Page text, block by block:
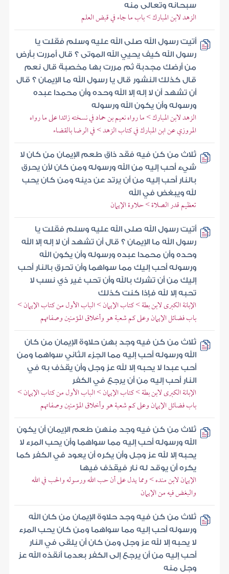
سبحانه وتعالى منه
الزهد لابن المبارك > باب ما جاء في قبض العلم
أتيت رسول الله صلى الله عليه وسلم فقلت يا
رسول الله كيف يحيي الله الموتى ؟ قال أمررت بأرض
من أرضك مجدبة ثم مررت بها مخصبة قال نعم
قال كذلك النشور قال يا رسول الله ما الإيمان ؟ قال
أن تشهد أن لا إله إلا الله وحده وأن محمدا عبده
ورسوله وأن يكون الله ورسوله
الزهد لابن المبارك > ما رواه نعيم بن حماد في نسخته زائدا على ما رواه
المروزي عن ابن المبارك في كتاب الزهد > في الرضا بالقضاء
ثلاث من كن فيه فقد ذاق طعم الإيمان من كان لا
شيء أحب إليه من الله ورسوله ومن كان لأن يحرق
بالنار أحب إليه من أن يرتد عن دينه ومن كان يحب
لله ويبغض في الله
تعظيم قدر الصلاة > حلاوة الإيمان
أتيت رسول الله صلى الله عليه وسلم فقلت يا
رسول الله ما الإيمان ؟ قال أن تشهد أن لا إله إلا الله
وحده وأن محمدا عبده ورسوله وأن يكون الله
ورسوله أحب إليك مما سواهما وأن تحرق بالنار أحب
إليك من أن تشرك بالله وأن تحب غير ذي نسب لا
تحبه إلا لله فإذا كنت كذلك
الإبانة الكبرى لابن بطة > كتاب الإيمان > الباب الأول من كتاب الإيمان >
باب فضائل الإيمان وعلى كم شعبة هو وأخلاق المؤمنين وصفاتهم
ثلاث من كن فيه وجد بهن حلاوة الإيمان من كان
الله ورسوله أحب إليه مما الجزء الثاني سواهما ومن
أحب عبدا لا يحبه إلا لله عز وجل وأن يقذف به في
النار أحب إليه من أن يرجع في الكفر
الإبانة الكبرى لابن بطة > كتاب الإيمان > الباب الأول من كتاب الإيمان >
باب فضائل الإيمان وعلى كم شعبة هو وأخلاق المؤمنين وصفاتهم
ثلاث من كن فيه وجد منهن طعم الإيمان أن يكون
الله ورسوله أحب إليه مما سواهما وأن يحب المرء لا
يحبه إلا لله عز وجل وأن يكره أن يعود في الكفر كما
يكره أن يوقد له نار فيقذف فيها
الإيمان لابن منده > ومما يدل على أن حب الله ورسوله والحب في الله
والبغض فيه من الإيمان
ثلاث من كن فيه وجد حلاوة الإيمان من كان الله
ورسوله أحب إليه مما سواهما ومن كان يحب المرء
لا يحبه إلا لله عز وجل ومن كان أن يلقى في النار
أحب إليه من أن يرجع إلى الكفر بعدما أنقذه الله عز
وجل منه